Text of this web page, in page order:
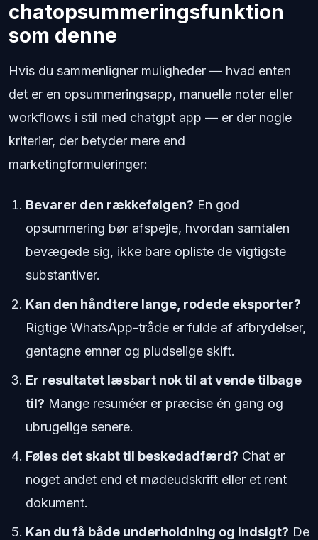
chatopsummeringsfunktion
som denne
Hvis du sammenligner muligheder — hvad enten
det er en opsummeringsapp, manuelle noter eller
workflows i stil med chatgpt app — er der nogle
kriterier, der betyder mere end
marketingformuleringer:
Bevarer den rækkefølgen? En god
opsummering bør afspejle, hvordan samtalen
bevægede sig, ikke bare opliste de vigtigste
substantiver.
Kan den håndtere lange, rodede eksporter?
Rigtige WhatsApp-tråde er fulde af afbrydelser,
gentagne emner og pludselige skift.
Er resultatet læsbart nok til at vende tilbage
til? Mange resuméer er præcise én gang og
ubrugelige senere.
Føles det skabt til beskedadfærd? Chat er
noget andet end et mødeudskrift eller et rent
dokument.
Kan du få både underholdning og indsigt? De